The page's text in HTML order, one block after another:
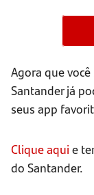
Agora que
Santander já
seus app
Clique aqui e
do Santander.